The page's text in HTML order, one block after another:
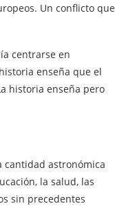
Un conflicto que
centrarse en
enseña que el
historia enseña pero
cantidad astronómica
la salud, las
sin precedentes